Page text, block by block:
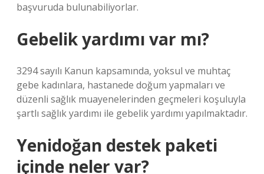
başvuruda bulunabiliyorlar.
Gebelik yardımı var mı?
3294 sayılı Kanun kapsamında, yoksul ve muhtaç
gebe kadınlara, hastanede doğum yapmaları ve
düzenli sağlık muayenelerinden geçmeleri koşuluyla
şartlı sağlık yardımı ile gebelik yardımı yapılmaktadır.
Yenidoğan destek paketi
içinde neler var?